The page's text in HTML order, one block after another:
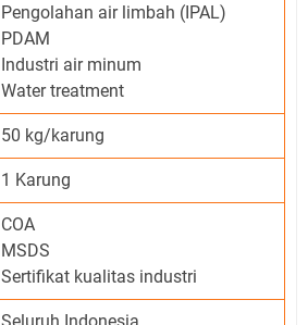
Pengolahan air limbah (IPAL)
PDAM
Industri air minum
Water treatment
50 kg/karung
1 Karung
COA
MSDS
Sertifikat kualitas industri